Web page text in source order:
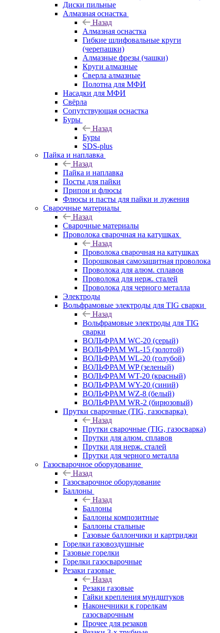
Диски пильные
Алмазная оснастка
Назад
Алмазная оснастка
Гибкие шлифовальные круги
(черепашки)
Алмазные фрезы (чашки)
Круги алмазные
Сверла алмазные
Полотна для МФИ
Насадки для МФИ
Свёрла
Сопутствующая оснастка
Буры
Назад
Буры
SDS-plus
Пайка и наплавка
Назад
Пайка и наплавка
Посты для пайки
Припои и флюсы
Флюсы и пасты для пайки и лужения
Сварочные материалы
Назад
Сварочные материалы
Проволока сварочная на катушках
Назад
Проволока сварочная на катушках
Порошковая самозащитная проволока
Проволока для алюм. сплавов
Проволока для нерж. сталей
Проволока для черного металла
Электроды
Вольфрамовые электроды для TIG сварки
Назад
Вольфрамовые электроды для TIG
сварки
ВОЛЬФРАМ WC-20 (серый)
ВОЛЬФРАМ WL-15 (золотой)
ВОЛЬФРАМ WL-20 (голубой)
ВОЛЬФРАМ WP (зеленый)
ВОЛЬФРАМ WT-20 (красный)
ВОЛЬФРАМ WY-20 (синий)
ВОЛЬФРАМ WZ-8 (белый)
ВОЛЬФРАМ WR-2 (бирюзовый)
Прутки сварочные (TIG, газосварка)
Назад
Прутки сварочные (TIG, газосварка)
Прутки для алюм. сплавов
Прутки для нерж. сталей
Прутки для черного металла
Газосварочное оборудование
Назад
Газосварочное оборудование
Баллоны
Назад
Баллоны
Баллоны композитные
Баллоны стальные
Газовые баллончики и картриджи
Горелки газовоздушные
Газовые горелки
Горелки газосварочные
Резаки газовые
Назад
Резаки газовые
Гайки крепления мундштуков
Наконечники к горелкам
газосварочным
Прочее для резаков